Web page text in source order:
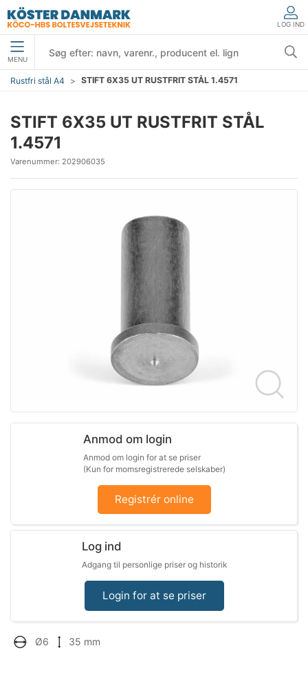
LOG IND
MENU
Rustfri stål A4 STIFT 6X35 UT RUSTFRIT STÅL 1.4571
STIFT 6X35 UT RUSTFRIT STÅL
1.4571
Varenummer: 202906035
Anmod om login
Anmod om login for at se priser
(Kun for momsregistrerede selskaber)
Registrér online
Log ind
Adgang til personlige priser og historik
Login for at se priser
Ø6 35 mm